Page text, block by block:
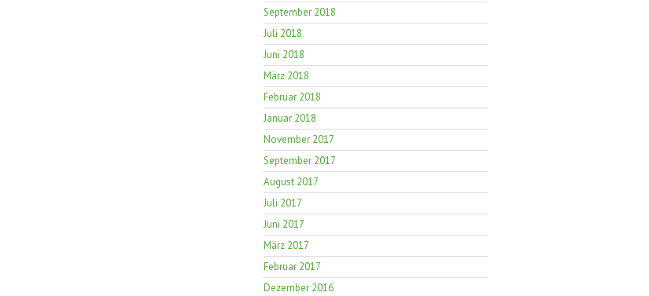
September 2018
Juli 2018
Juni 2018
März 2018
Februar 2018
Januar 2018
November 2017
September 2017
August 2017
Juli 2017
Juni 2017
März 2017
Februar 2017
Dezember 2016